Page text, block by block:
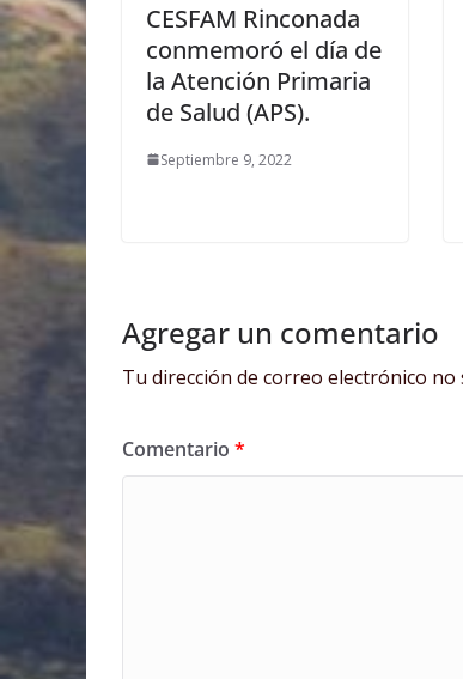
CESFAM Rinconada
conmemoró el día de
la Atención Primaria
de Salud (APS).
Septiembre 9, 2022
Agregar un comentario
Tu dirección de correo electrónico no
Comentario *